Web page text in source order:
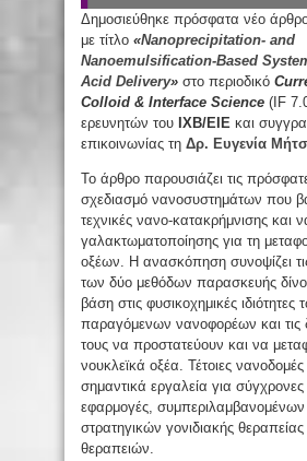
Δημοσιεύθηκε πρόσφατα νέο
με τίτλο «Nanoprecipitation- and
Nanoemulsification-Based
Acid Delivery» στο περιοδικό
Colloid & Interface Science (IF
ερευνητών του ΙΧΒ/ΕΙΕ και
επικοινωνίας τη Δρ. Ευγενία
Το άρθρο παρουσιάζει τις
σχεδιασμό νανοσυστημάτων που
τεχνικές νανο-κατακρήμνισης και
γαλακτωματοποίησης για τη
οξέων. Η ανασκόπηση συνοψίζει
των δύο μεθόδων παρασκευής
βάση στις φυσικοχημικές ιδιότητες
παραγόμενων νανοφορέων και τις
τους να προστατεύουν και να
νουκλεϊκά οξέα. Τέτοιες
σημαντικά εργαλεία για σύγχρονες
εφαρμογές,
στρατηγικών γονιδιακής
θεραπειών.